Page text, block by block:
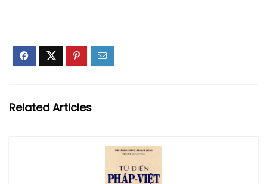
Related Articles